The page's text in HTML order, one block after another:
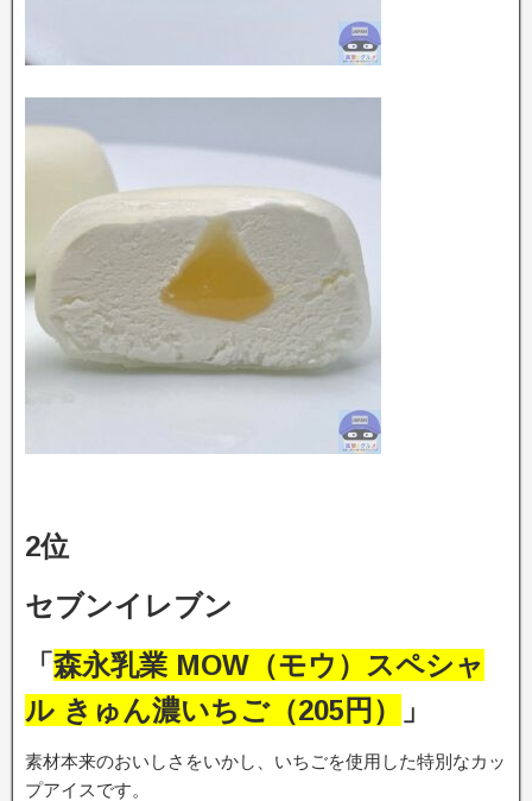
2位
セブンイレブン
「 森永乳業 MOW（モウ）スペシャ
ル きゅん濃いちご（205円）
」
素材本来のおいしさをいかし、いちごを使用した特別なカッ
プアイスです。